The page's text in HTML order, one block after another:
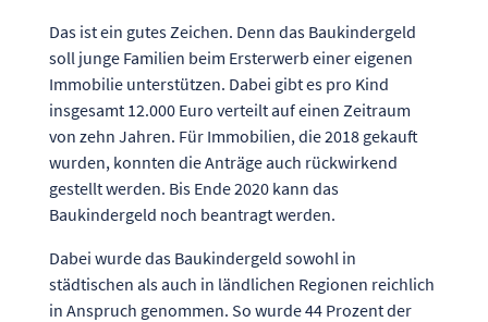
Das ist ein gutes Zeichen. Denn das Baukindergeld
soll junge Familien beim Ersterwerb einer eigenen
Immobilie unterstützen. Dabei gibt es pro Kind
insgesamt 12.000 Euro verteilt auf einen Zeitraum
von zehn Jahren. Für Immobilien, die 2018 gekauft
wurden, konnten die Anträge auch rückwirkend
gestellt werden. Bis Ende 2020 kann das
Baukindergeld noch beantragt werden.
Dabei wurde das Baukindergeld sowohl in
städtischen als auch in ländlichen Regionen reichlich
in Anspruch genommen. So wurde 44 Prozent der